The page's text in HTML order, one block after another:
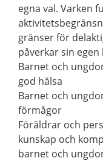
egna val. Varken
gränser för
påverkar sin
Barnet och
god hälsa
Barnet och
förmågor
Föräldrar och
kunskap och
barnet och